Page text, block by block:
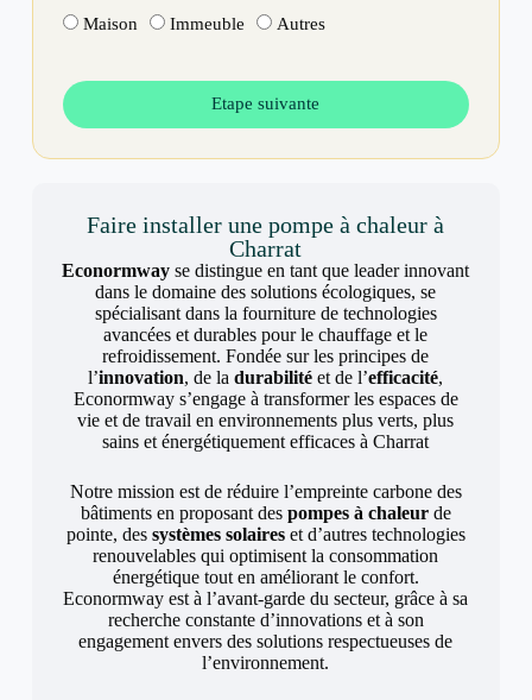
Maison Immeuble Autres
Etape suivante
Faire installer une pompe à chaleur à
Charrat
Econormway se distingue en tant que leader innovant
dans le domaine des solutions écologiques, se
spécialisant dans la fourniture de technologies
avancées et durables pour le chauffage et le
refroidissement. Fondée sur les principes de
l’innovation, de ladurabilité et de l’efficacité,
Econormway s’engage à transformer les espaces de
vie et de travail en environnements plus verts, plus
sains et énergétiquement efficaces à Charrat
Notre mission est de réduire l’empreinte carbone des
bâtiments en proposant des pompes à chaleurde
pointe, des systèmes solaireset d’autres technologies
renouvelables qui optimisent la consommation
énergétique tout en améliorant le confort.
Econormway est à l’avant-garde du secteur, grâce à sa
recherche constante d’innovations et à son
engagement envers des solutions respectueuses de
l’environnement.